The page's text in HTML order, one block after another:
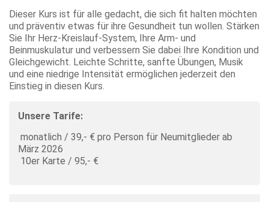
Dieser Kurs ist für alle gedacht, die sich fit halten möchten
und präventiv etwas für ihre Gesundheit tun wollen. Stärken
Sie Ihr Herz-Kreislauf-System, Ihre Arm- und
Beinmuskulatur und verbessern Sie dabei Ihre Kondition und
Gleichgewicht. Leichte Schritte, sanfte Übungen, Musik
und eine niedrige Intensität ermöglichen jederzeit den
Einstieg in diesen Kurs.
Unsere Tarife:
monatlich / 39,- € pro Person für Neumitglieder ab
März 2026
10er Karte / 95,- €